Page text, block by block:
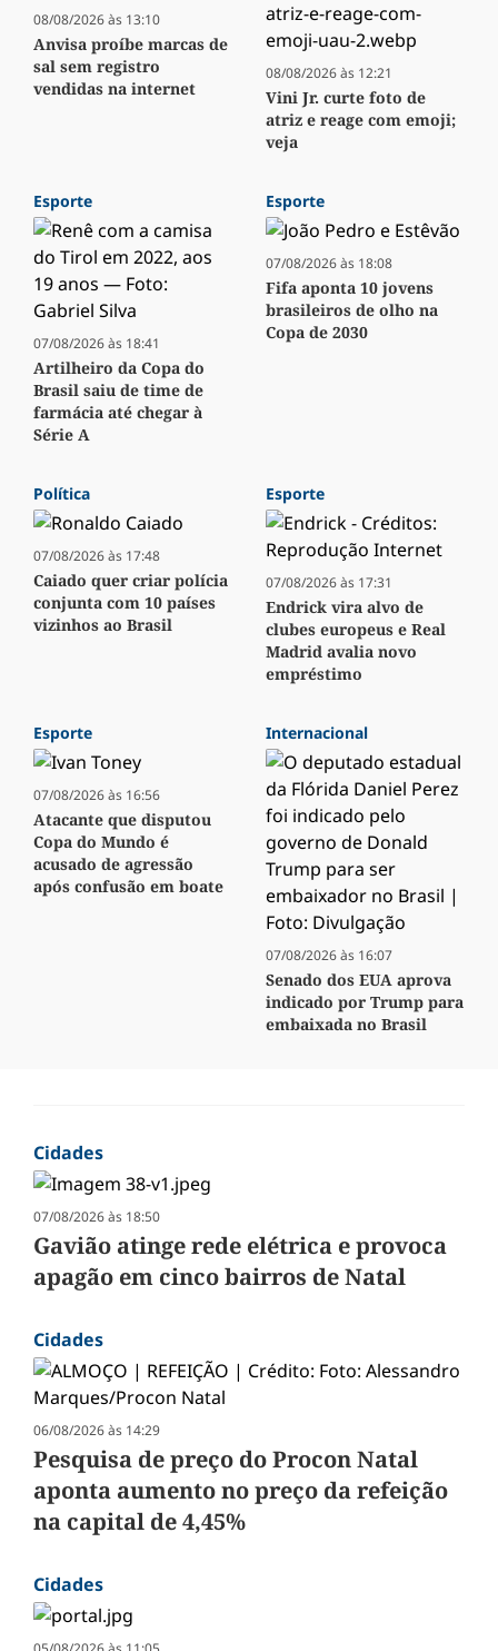
08/08/2026 às 13:10
Anvisa proíbe marcas de
sal sem registro
vendidas na internet
08/08/2026 às 12:21
Vini Jr. curte foto de
atriz e reage com emoji;
veja
Esporte
07/08/2026 às 18:41
Artilheiro da Copa do
Brasil saiu de time de
farmácia até chegar à
Série A
Esporte
07/08/2026 às 18:08
Fifa aponta 10 jovens
brasileiros de olho na
Copa de 2030
Política
07/08/2026 às 17:48
Caiado quer criar polícia
conjunta com 10 países
vizinhos ao Brasil
Esporte
07/08/2026 às 17:31
Endrick vira alvo de
clubes europeus e Real
Madrid avalia novo
empréstimo
Esporte
07/08/2026 às 16:56
Atacante que disputou
Copa do Mundo é
acusado de agressão
após confusão em boate
Internacional
07/08/2026 às 16:07
Senado dos EUA aprova
indicado por Trump para
embaixada no Brasil
Cidades
07/08/2026 às 18:50
Gavião atinge rede elétrica e provoca
apagão em cinco bairros de Natal
Cidades
06/08/2026 às 14:29
Pesquisa de preço do Procon Natal
aponta aumento no preço da refeição
na capital de 4,45%
Cidades